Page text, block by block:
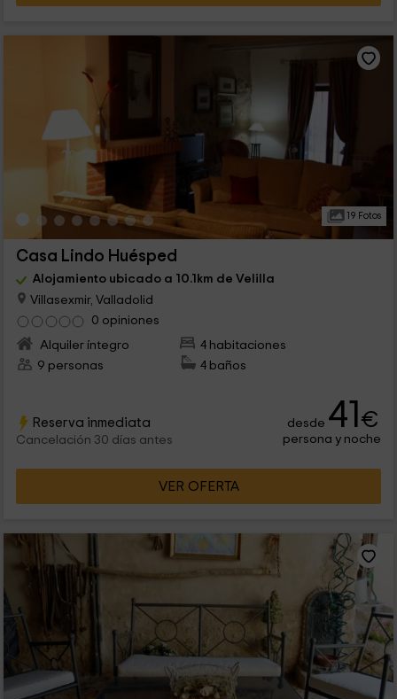
19 Fotos
Casa Lindo Huésped
Alojamiento ubicado a 10.1km de Velilla
Villasexmir, Valladolid
0 opiniones
Alquiler íntegro
4 habitaciones
9 personas
4 baños
Reserva inmediata
Cancelación 30 días antes
desde 41€
persona y noche
VER OFERTA